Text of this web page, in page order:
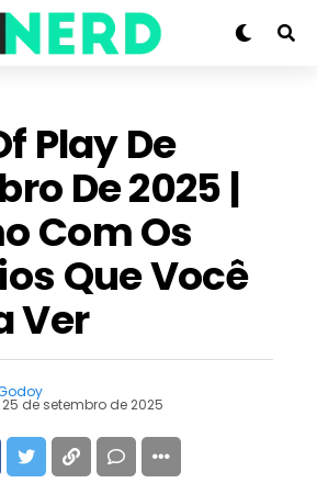
Play De
De 2025 |
Com Os
Que Você
Ver
25 de setembro de 2025